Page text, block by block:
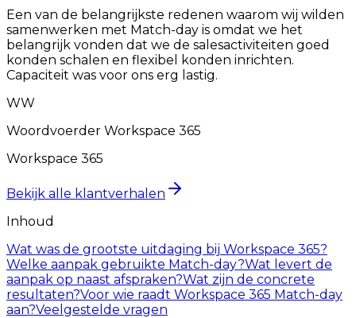
Een van de belangrijkste redenen waarom wij wilden
samenwerken met Match-day is omdat we het
belangrijk vonden dat we de salesactiviteiten goed
konden schalen en flexibel konden inrichten.
Capaciteit was voor ons erg lastig.
WW
Woordvoerder Workspace 365
Workspace 365
Bekijk alle klantverhalen
Inhoud
Wat was de grootste uitdaging bij Workspace 365?
Welke aanpak gebruikte Match-day?Wat levert de
aanpak op naast afspraken?Wat zijn de concrete
resultaten?Voor wie raadt Workspace 365 Match-day
aan?Veelgestelde vragen